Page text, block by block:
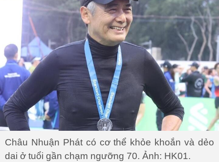
Châu Nhuận Phát có cơ thể khỏe khoắn và dẻo
dai ở tuổi gần chạm ngưỡng 70. Ảnh: HK01.